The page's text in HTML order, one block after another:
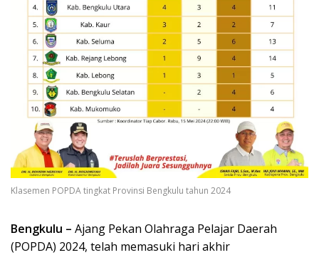
Klasemen POPDA tingkat Provinsi Bengkulu tahun 2024
Bengkulu – Ajang Pekan Olahraga Pelajar Daerah
(POPDA) 2024, telah memasuki hari akhir